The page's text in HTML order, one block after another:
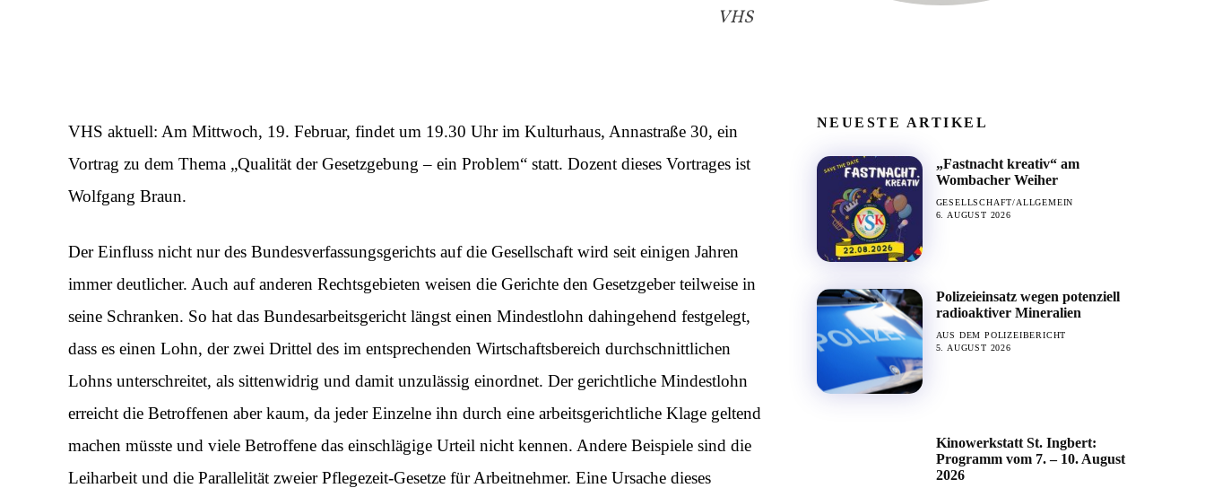
VHS
VHS aktuell: Am Mittwoch, 19. Februar, findet um 19.30 Uhr im Kulturhaus, Annastraße 30, ein
Vortrag zu dem Thema „Qualität der Gesetzgebung – ein Problem“ statt. Dozent dieses Vortrages ist
Wolfgang Braun.
Der Einfluss nicht nur des Bundesverfassungsgerichts auf die Gesellschaft wird seit einigen Jahren
immer deutlicher. Auch auf anderen Rechtsgebieten weisen die Gerichte den Gesetzgeber teilweise in
seine Schranken. So hat das Bundesarbeitsgericht längst einen Mindestlohn dahingehend festgelegt,
dass es einen Lohn, der zwei Drittel des im entsprechenden Wirtschaftsbereich durchschnittlichen
Lohns unterschreitet, als sittenwidrig und damit unzulässig einordnet. Der gerichtliche Mindestlohn
erreicht die Betroffenen aber kaum, da jeder Einzelne ihn durch eine arbeitsgerichtliche Klage geltend
machen müsste und viele Betroffene das einschlägige Urteil nicht kennen. Andere Beispiele sind die
Leiharbeit und die Parallelität zweier Pflegezeit-Gesetze für Arbeitnehmer. Eine Ursache dieses
NEUESTE ARTIKEL
„Fastnacht kreativ“ am
Wombacher Weiher
GESELLSCHAFT/ALLGEMEIN
6. AUGUST 2026
Polizeieinsatz wegen potenziell
radioaktiver Mineralien
AUS DEM POLIZEIBERICHT
5. AUGUST 2026
Kinowerkstatt St. Ingbert:
Programm vom 7. – 10. August
2026